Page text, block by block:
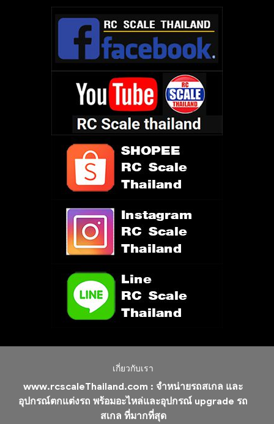
เกี่ยวกับเรา
www.rcscaleThailand.com : จำหน่ายรถสเกล และ
อุปกรณ์ตกแต่งรถ พร้อมอะไหล่และอุปกรณ์ upgrade รถ
สเกล ที่มากที่สุด